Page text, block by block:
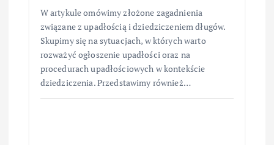
W artykule omówimy złożone zagadnienia
związane z upadłością i dziedziczeniem długów.
Skupimy się na sytuacjach, w których warto
rozważyć ogłoszenie upadłości oraz na
procedurach upadłościowych w kontekście
dziedziczenia. Przedstawimy również…